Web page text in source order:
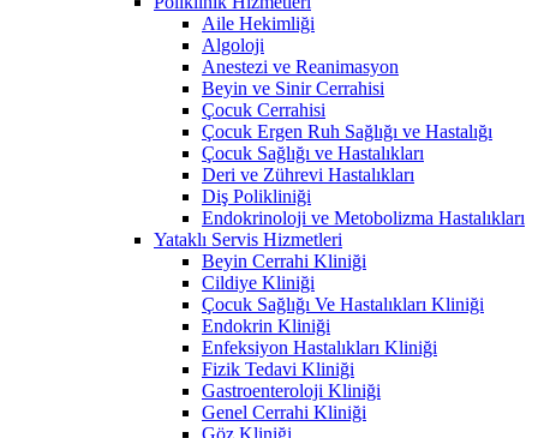
Aile Hekimliği
Algoloji
Anestezi ve Reanimasyon
Beyin ve Sinir Cerrahisi
Çocuk Cerrahisi
Çocuk Ergen Ruh Sağlığı ve Hastalığı
Çocuk Sağlığı ve Hastalıkları
Deri ve Zührevi Hastalıkları
Diş Polikliniği
Endokrinoloji ve Metobolizma Hastalıkları
Yataklı Servis Hizmetleri
Beyin Cerrahi Kliniği
Cildiye Kliniği
Çocuk Sağlığı Ve Hastalıkları Kliniği
Endokrin Kliniği
Enfeksiyon Hastalıkları Kliniği
Fizik Tedavi Kliniği
Gastroenteroloji Kliniği
Genel Cerrahi Kliniği
Göz Kliniği